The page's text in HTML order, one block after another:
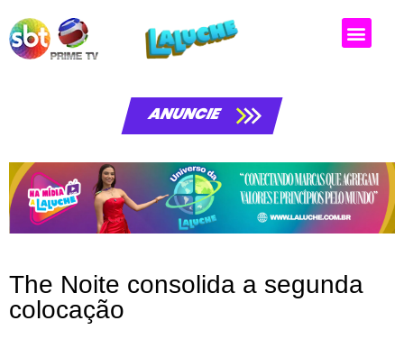
ANUNCIE
The Noite consolida a segunda
colocação